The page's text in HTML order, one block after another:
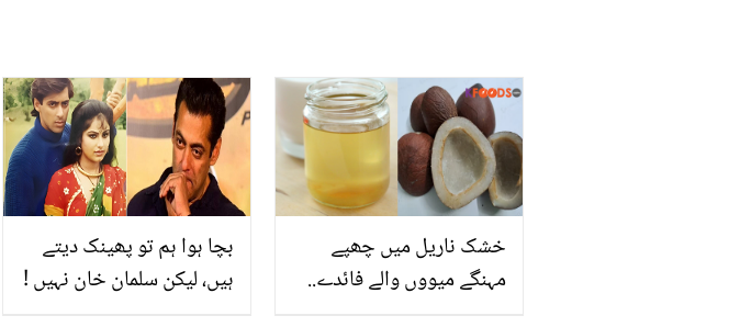
بچا ہوا ہم تو پھینک دیتے
ہیں، لیکن سلمان خان نہیں !
خشک ناریل میں چھپے
مہنگے میووں والے فائدے..